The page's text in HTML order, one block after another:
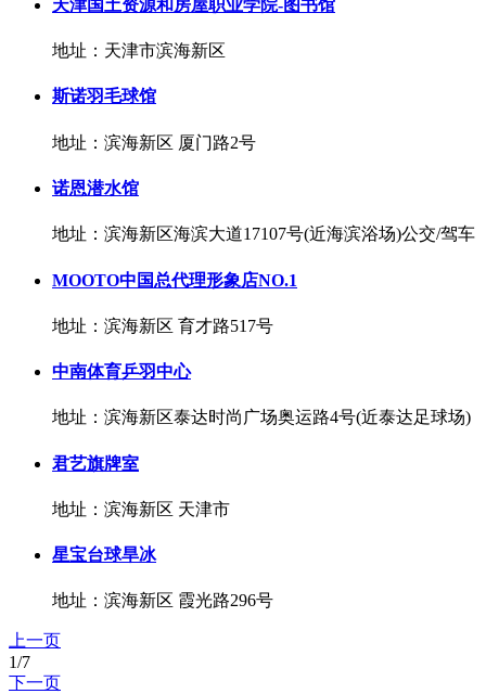
天津国土资源和房屋职业学院-图书馆
地址：天津市滨海新区
斯诺羽毛球馆
地址：滨海新区 厦门路2号
诺恩潜水馆
地址：滨海新区海滨大道17107号(近海滨浴场)公交/驾车
MOOTO中国总代理形象店NO.1
地址：滨海新区 育才路517号
中南体育乒羽中心
地址：滨海新区泰达时尚广场奥运路4号(近泰达足球场)
君艺旗牌室
地址：滨海新区 天津市
星宝台球旱冰
地址：滨海新区 霞光路296号
上一页
1/7
下一页